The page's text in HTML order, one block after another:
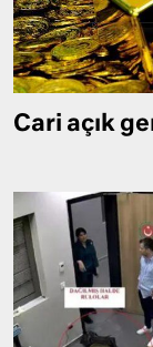
Cari açık